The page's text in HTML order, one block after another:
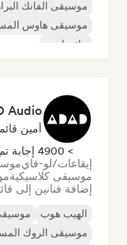
موسيقى الفانك
موسيقى هاوس
تيك هاوس
Audio
أمين
> 4900 إجابة تم تقديمها
إيقاعات/لو-فاي
موسيقى كلاسيكية
إضافة فنانين إلى
الهيب هوب
موسيقى الروك